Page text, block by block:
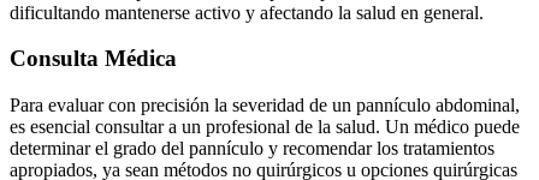
dificultando mantenerse activo y afectando la salud en general.
Consulta Médica
Para evaluar con precisión la severidad de un pannículo abdominal,
es esencial consultar a un profesional de la salud. Un médico puede
determinar el grado del pannículo y recomendar los tratamientos
apropiados, ya sean métodos no quirúrgicos u opciones quirúrgicas